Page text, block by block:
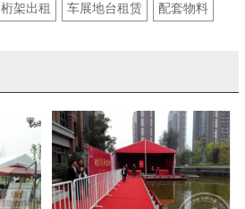
桁架出租 车展地台租赁 配套物料